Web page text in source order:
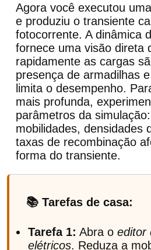
Agora você executou
e produziu o transiente
fotocorrente. A dinâmica
fornece uma visão direta
rapidamente as cargas
presença de armadilhas
limita o desempenho.
mais profunda,
parâmetros da
mobilidades, densidades
taxas de recombinação
forma do transiente.
📚 Tarefas de casa:
Tarefa 1: Abra o editor
elétricos. Reduza a